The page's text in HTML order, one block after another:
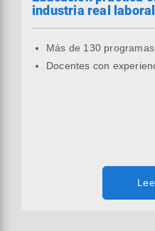
industria real laboral
Más de 130
Docentes con